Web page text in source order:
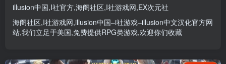
illusion中国,I社官方,海阁社区,I社游戏网,EX次元社
海阁社区,I社游戏网,illusion中国–i社游戏–illusion中文汉化官方网
站,我们立足于美国,免费提供RPG类游戏,欢迎你们收藏